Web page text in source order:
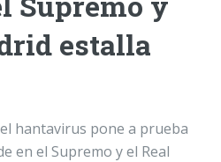
estalla
hantavirus pone a prueba
en el Supremo y el Real